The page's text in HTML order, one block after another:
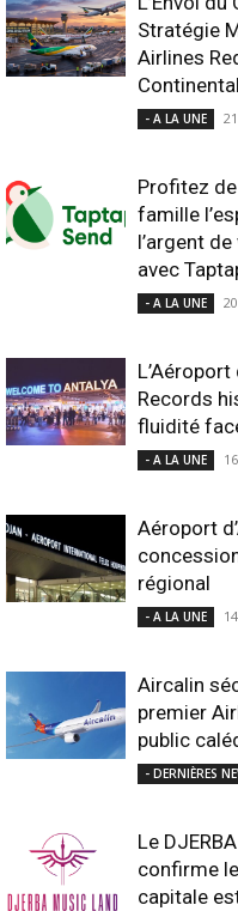
Stratégie
Airlines
- A LA UNE
Profitez
famille
l’argent
avec
- A LA UNE
L’Aéroport
Records
fluidité
- A LA UNE
Aéroport
régional
- A LA UNE
Aircalin
premier
public
- DERNIÈRES
Le
confirme
capitale